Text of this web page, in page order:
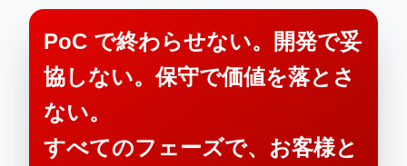
PoC で終わらせない。開発で妥
協しない。保守で価値を落とさ
ない。
すべてのフェーズで、お客様と